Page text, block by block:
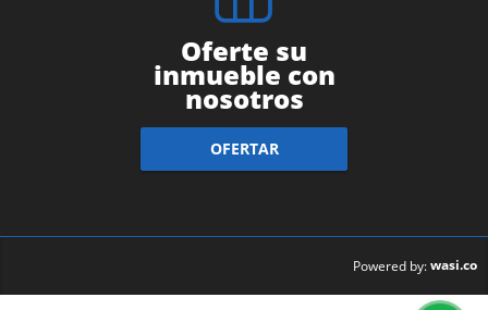
Oferte su
inmueble con
nosotros
OFERTAR
Powered by:wasi.co